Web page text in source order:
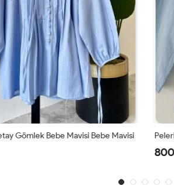
Gömlek Bebe Mavisi Bebe Mavisi